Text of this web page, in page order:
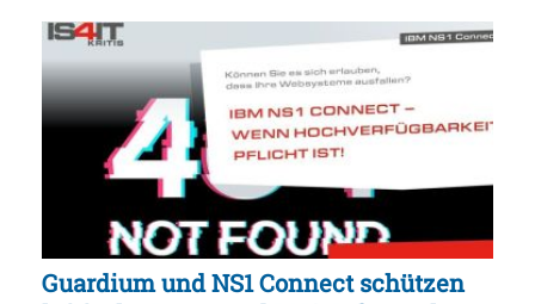
Guardium und NS1 Connect schützen